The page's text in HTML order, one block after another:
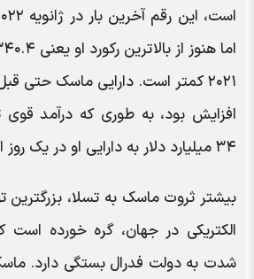
۲۰۲۱ کمتر است. دارایی ماسک حتی
افزایش بود، به طوری که درآمد قوی
۳۴ میلیارد دلار به دارایی او در یک روز اضافه کرد.
بیشتر ثروت ماسک به تسلا، بزرگترین
الکتریکی در جهان، گره خورده است
شدت به دولت فدرال بستگی دارد.